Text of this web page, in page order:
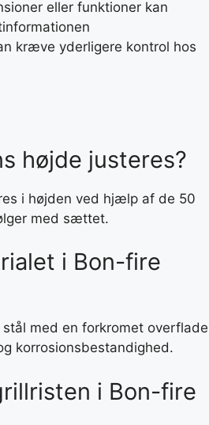
eller funktioner kan
kræve yderligere kontrol hos
højde justeres?
i højden ved hjælp af de 50
med sættet.
i Bon-fire
med en forkromet overflade
korrosionsbestandighed.
i Bon-fire